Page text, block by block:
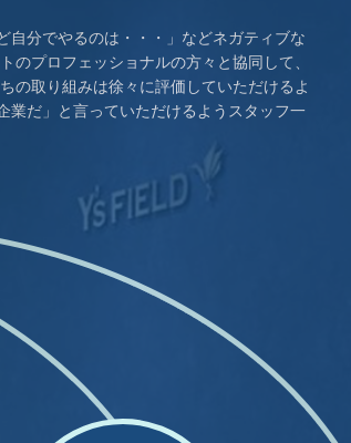
自分でやるのは・・・」などネガティブな
プロフェッショナルの方々と協同して、
の取り組みは徐々に評価していただけるよ
業だ」と言っていただけるようスタッフ一